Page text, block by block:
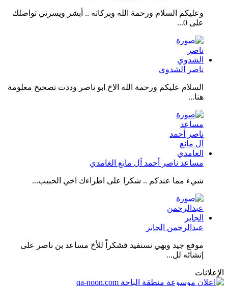
وعليكم السلام ورحمة الله وبركاته .. أبشر ويسرني تواصلك
على 0...
ناصر الشدوي
السلام عليكم ورحمة الله الاخ ابو ناصر وددت تصحيح معلومة
هنا...
مساعد ناصر أحمد آل مانع الغامدي
شيء مما عندكم .. شكرا على اطراءك اخي الحبيب...
عبدالرحمن الجابر
موقع جيد وبهي نستفيد فشكراً للأخ مساعد بن ناصر على
إنشائه لل...
الإعلانات